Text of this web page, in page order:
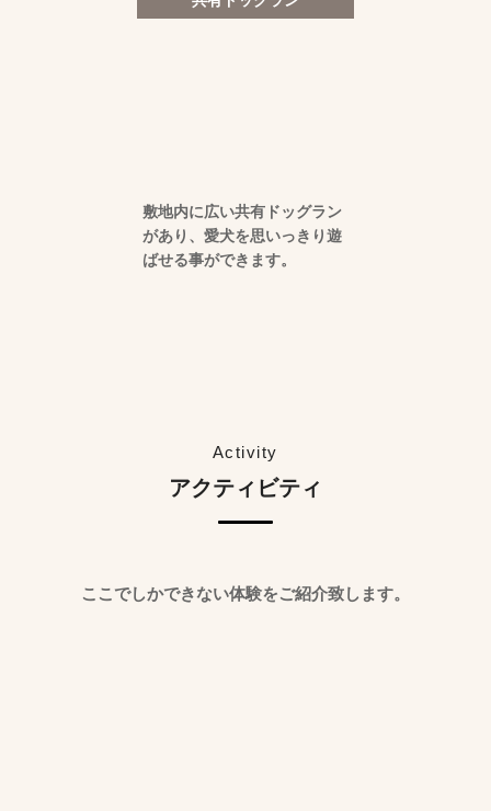
敷地内に広い共有ドッグラン
があり、愛犬を思いっきり遊
ばせる事ができます。
Activity
アクティビティ
ここでしかできない体験をご紹介致します。